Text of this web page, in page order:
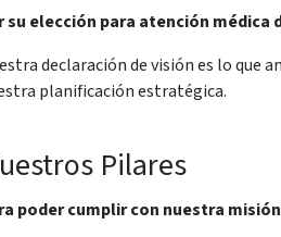
su elección para atención médica
declaración de visión es lo que
planificación estratégica.
Pilares
poder cumplir con nuestra